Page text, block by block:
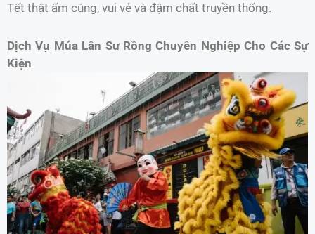
Tết thật ấm cúng, vui vẻ và đậm chất truyền thống.
Dịch Vụ Múa Lân Sư Rồng Chuyên Nghiệp Cho Các Sự
Kiện